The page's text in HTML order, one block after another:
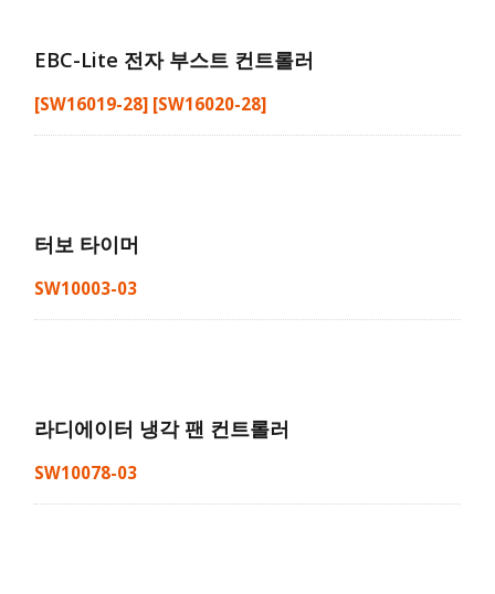
EBC-Lite 전자 부스트 컨트롤러
[SW16019-28] [SW16020-28]
터보 타이머
SW10003-03
라디에이터 냉각 팬 컨트롤러
SW10078-03